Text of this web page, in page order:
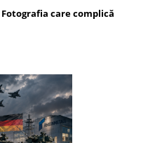
care complică